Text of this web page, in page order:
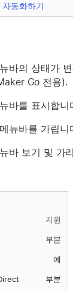
동화하기
바의 상태가
Go 전용).
바를 표시합니
뉴바를 가립니
바 보기 및 가
지원
부분
예
부분